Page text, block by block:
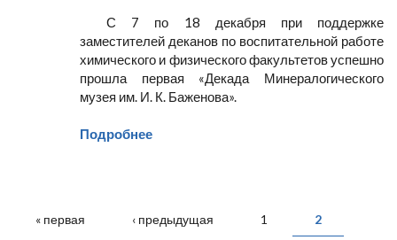
С 7 по 18 декабря при поддержке
заместителей деканов по воспитательной работе
химического и физического факультетов успешно
прошла первая «Декада Минералогического
музея им. И. К. Баженова».
Подробнее
СТРАНИЦЫ
« первая ‹ предыдущая 1 2